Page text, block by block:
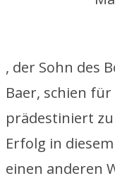
, der Sohn des
Baer, schien
prädestiniert
Erfolg in
einen anderen